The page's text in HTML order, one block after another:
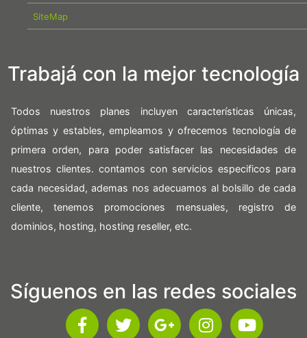
SiteMap
Trabajá con la mejor tecnología
Todos nuestros planes incluyen características únicas,
óptimas y estables, empleamos y ofrecemos tecnología de
primera orden, para poder satisfacer las necesidades de
nuestros clientes. contamos con servicios especificos para
cada necesidad, ademas nos adecuamos al bolsillo de cada
cliente, tenemos promociones mensuales, registro de
dominios, hosting, hosting reseller, etc.
Síguenos en las redes sociales